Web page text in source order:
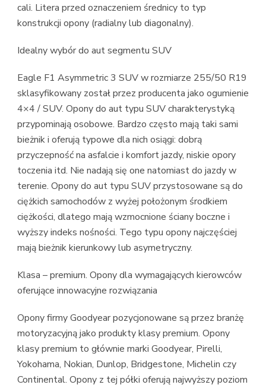
cali. Litera przed oznaczeniem średnicy to typ
konstrukcji opony (radialny lub diagonalny).
Idealny wybór do aut segmentu SUV
Eagle F1 Asymmetric 3 SUV w rozmiarze 255/50 R19
sklasyfikowany został przez producenta jako ogumienie
4×4 / SUV. Opony do aut typu SUV charakterystyką
przypominają osobowe. Bardzo często mają taki sami
bieżnik i oferują typowe dla nich osiągi: dobrą
przyczepność na asfalcie i komfort jazdy, niskie opory
toczenia itd. Nie nadają się one natomiast do jazdy w
terenie. Opony do aut typu SUV przystosowane są do
ciężkich samochodów z wyżej położonym środkiem
ciężkości, dlatego mają wzmocnione ściany boczne i
wyższy indeks nośności. Tego typu opony najczęściej
mają bieżnik kierunkowy lub asymetryczny.
Klasa – premium. Opony dla wymagających kierowców
oferujące innowacyjne rozwiązania
Opony firmy Goodyear pozycjonowane są przez branżę
motoryzacyjną jako produkty klasy premium. Opony
klasy premium to głównie marki Goodyear, Pirelli,
Yokohama, Nokian, Dunlop, Bridgestone, Michelin czy
Continental. Opony z tej półki oferują najwyższy poziom